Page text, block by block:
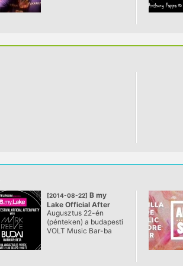
[2014-08-22] B my
Lake Official After
party
@ Akvárium Klub
Augusztus 22-én
(pénteken) a budapesti
VOLT Music Bar-ba